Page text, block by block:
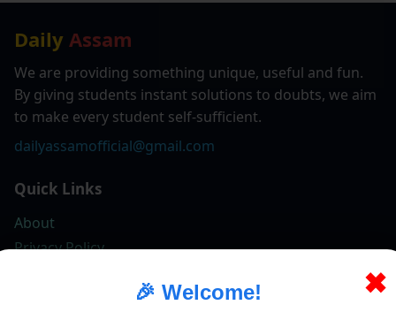
✖
🎉 Welcome!
Daily Assam
We are providing something unique, useful and fun.
By giving students instant solutions to doubts, we aim
to make every student self-sufficient.
dailyassamofficial@gmail.com
Quick Links
About
Privacy Policy